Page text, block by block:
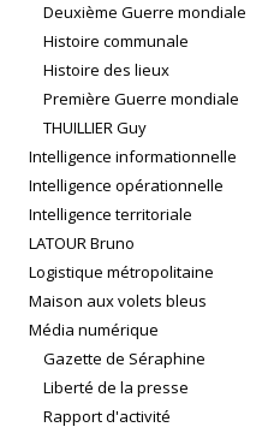
Deuxième Guerre mondiale
Histoire communale
Histoire des lieux
Première Guerre mondiale
THUILLIER Guy
Intelligence informationnelle
Intelligence opérationnelle
Intelligence territoriale
LATOUR Bruno
Logistique métropolitaine
Maison aux volets bleus
Média numérique
Gazette de Séraphine
Liberté de la presse
Rapport d'activité